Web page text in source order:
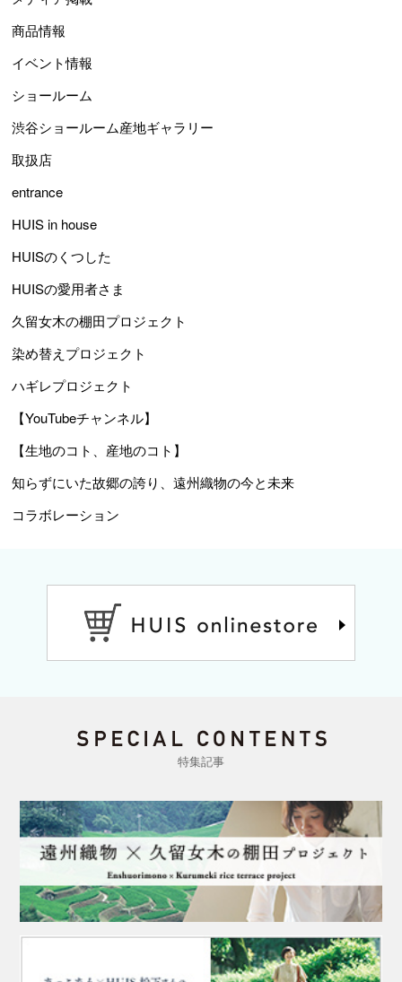
商品情報
イベント情報
ショールーム
渋谷ショールーム産地ギャラリー
取扱店
entrance
HUIS in house
HUISのくつした
HUISの愛用者さま
久留女木の棚田プロジェクト
染め替えプロジェクト
ハギレプロジェクト
【YouTubeチャンネル】
【生地のコト、産地のコト】
知らずにいた故郷の誇り、遠州織物の今と未来
コラボレーション
特集記事